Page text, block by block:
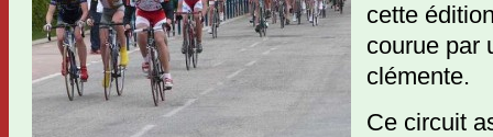
cette
courue par
clémente.
Ce circuit